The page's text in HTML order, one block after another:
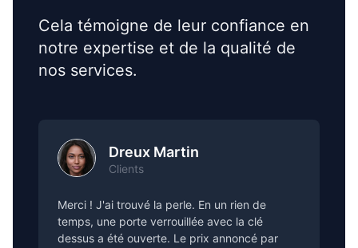
Cela témoigne de leur confiance en
notre expertise et de la qualité de
nos services.
Dreux Martin
Clients
Merci ! J'ai trouvé la perle. En un rien de
temps, une porte verrouillée avec la clé
dessus a été ouverte. Le prix annoncé par